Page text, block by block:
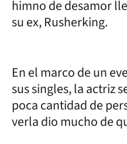
himno de desamor
su ex, Rusherking.
En el marco de un
sus singles, la actriz
poca cantidad de
verla dio mucho de